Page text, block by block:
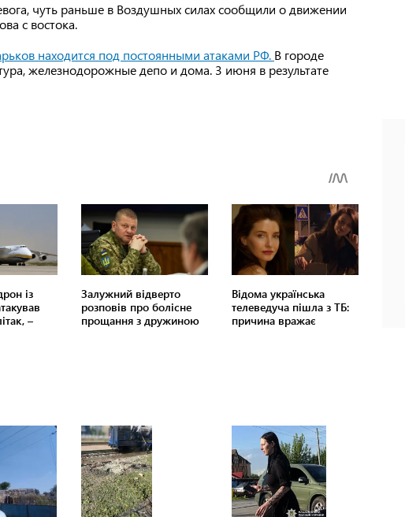
чуть раньше в Воздушных силах сообщили о движении
с востока.
находится под постоянными атаками РФ. В городе
железнодорожные депо и дома. 3 июня в результате